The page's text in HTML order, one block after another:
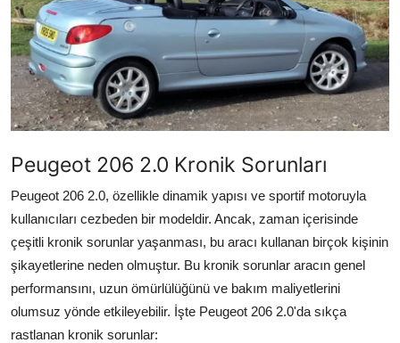
Kiralama & Filo
Sürüş & Güvenlik
Lastik & Jant
LPG & Yakıt
Elektrik & Akü
Klima & Konfor
Aydınlatma & Görüş
Peugeot 206 2.0 Kronik Sorunları
Peugeot 206 2.0, özellikle dinamik yapısı ve sportif motoruyla
kullanıcıları cezbeden bir modeldir. Ancak, zaman içerisinde
çeşitli kronik sorunlar yaşanması, bu aracı kullanan birçok kişinin
şikayetlerine neden olmuştur. Bu kronik sorunlar aracın genel
performansını, uzun ömürlülüğünü ve bakım maliyetlerini
olumsuz yönde etkileyebilir. İşte Peugeot 206 2.0'da sıkça
rastlanan kronik sorunlar: